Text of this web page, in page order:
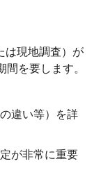
は現地調査）が
を要します。
違い等）を詳
が非常に重要